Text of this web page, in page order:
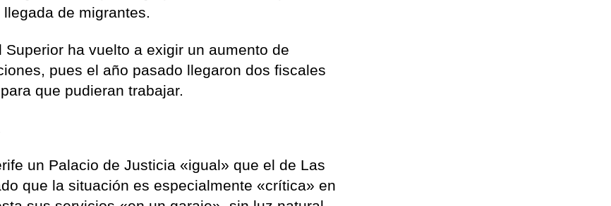
de migrantes.
ha vuelto a exigir un aumento de
pues el año pasado llegaron dos fiscales
que pudieran trabajar.
un Palacio de Justicia «igual» que el de Las
que la situación es especialmente «crítica» en